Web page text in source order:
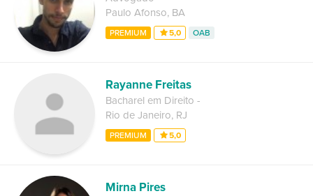
Paulo Afonso, BA
PREMIUM 5,0 OAB
Rayanne Freitas
Bacharel em Direito -
Rio de Janeiro, RJ
PREMIUM 5,0
Mirna Pires